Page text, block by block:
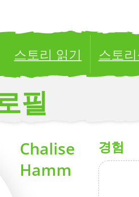
스토리 읽기 스토
your stories to a global
필
Chalise
Hamm
경험